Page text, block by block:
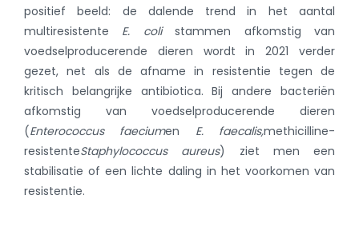
positief beeld: de dalende trend in het aantal
multiresistente E. colistammen afkomstig van
voedselproducerende dieren wordt in 2021 verder
gezet, net als de afname in resistentie tegen de
kritisch belangrijke antibiotica. Bij andere bacteriën
afkomstig van voedselproducerende dieren
(Enterococcus faeciumen E. faecalis,methicilline-
resistenteStaphylococcus aureus) ziet men een
stabilisatie of een lichte daling in het voorkomen van
resistentie.